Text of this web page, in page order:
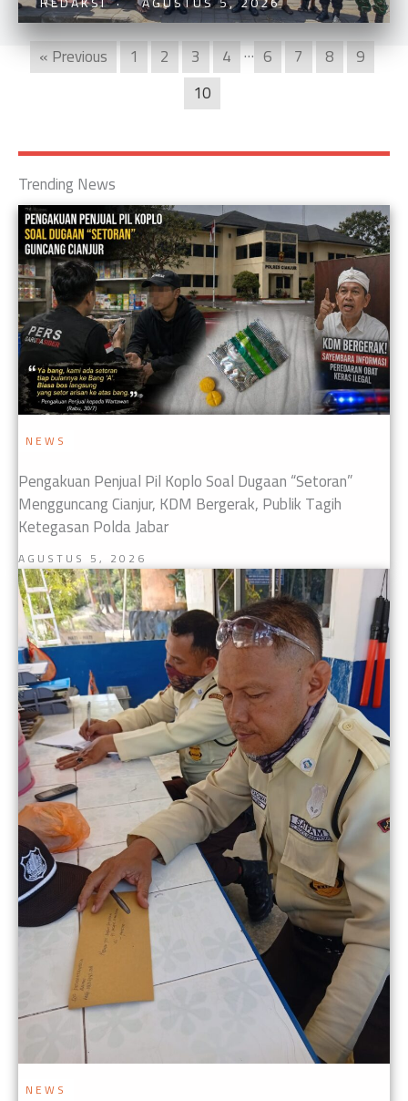
« Previous 1 2 3 4 … 6 7 8
9
10
Trending News
NEWS
Pengakuan Penjual Pil Koplo Soal Dugaan “Setoran”
Mengguncang Cianjur, KDM Bergerak, Publik Tagih
Ketegasan Polda Jabar
AGUSTUS 5, 2026
NEWS